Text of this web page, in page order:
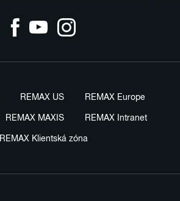
REMAX US REMAX Europe
REMAX MAXIS REMAX Intranet
REMAX Klientská zóna